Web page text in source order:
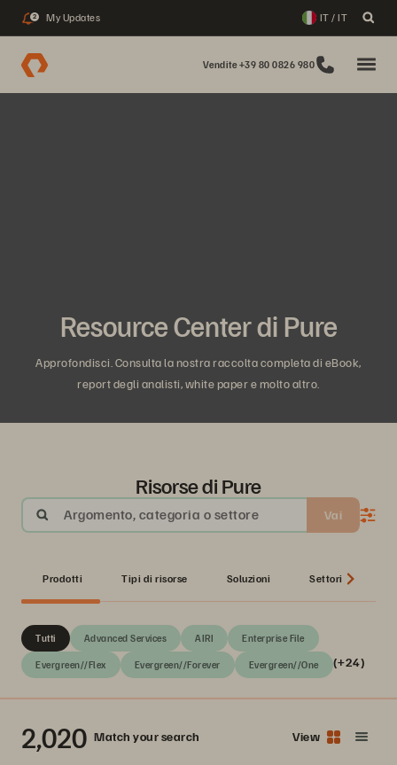
2 My Updates IT / IT
Vendite +39 80 0826 980
Resource Center di Pure
Approfondisci. Consulta la nostra raccolta completa di eBook,
report degli analisti, white paper e molto altro.
Risorse di Pure
Argomento, categoria o settore Vai
Prodotti Tipi di risorse Soluzioni Settori
Tutti Advanced Services AIRI Enterprise File
Evergreen//Flex Evergreen//Forever Evergreen//One (+24)
2,020 Match your search View